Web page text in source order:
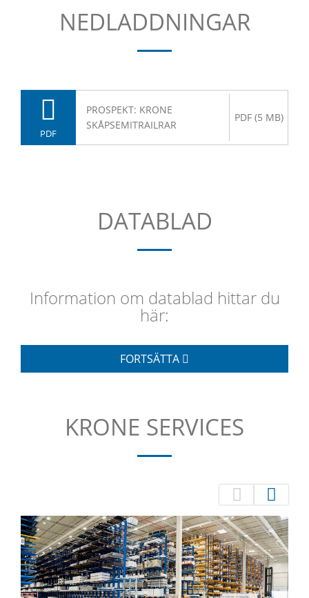
NEDLADDNINGAR
PDF
PROSPEKT: KRONE
SKÅPSEMITRAILRAR
PDF (5 MB)
DATABLAD
Information om datablad hittar du
här:
FORTSÄTTA
KRONE SERVICES